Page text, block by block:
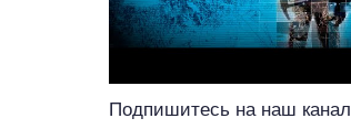
Подпишитесь на наш канал